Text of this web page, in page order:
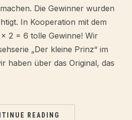
Die Gewinner wurden
In Kooperation mit dem
2 = 6 tolle Gewinne! Wir
„Der kleine Prinz“ im
haben über das Original, das
READING